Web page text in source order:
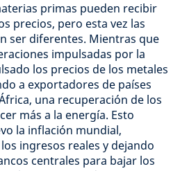
primas pueden recibir
precios, pero esta vez las
ser diferentes. Mientras que
impulsadas por la
los precios de los metales
a exportadores de países
una recuperación de los
más a la energía. Esto
la inflación mundial,
ingresos reales y dejando
centrales para bajar los